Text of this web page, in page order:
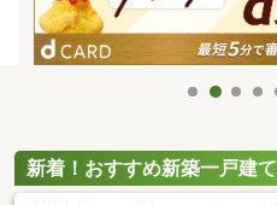
新着！おすすめ新築一戸建て